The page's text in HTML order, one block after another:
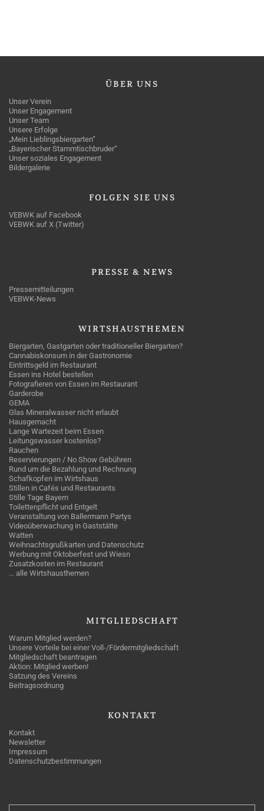
ÜBER UNS
Unser Verein
Unser Engagement
Unser Team
Unsere Erfolge
„Mein Lieblingsbiergarten“
„Bayerischer Stammtischbruder“
Unser soziales Engagement
Bildergalerie
FOLGEN SIE UNS
VEBWK auf Facebook
VEBWK auf X (Twitter)
PRESSE & NEWS
Pressemitteilungen
VEBWK-News
WIRTSHAUSTHEMEN
Biergarten, Gastgarten oder traditioneller Biergarten?
Cannabiskonsum in der Gastronomie
Eintrittsgeld im Restaurant
Essen ins Hotel bestellen
Fotografieren von Essen im Restaurant
Garderobe
GEMA
Glas Mineralwasser nicht erlaubt
Hausgemacht
Lange Wartezeit beim Essen
Leitungswasser kostenlos?
Rauchen
Reservierungen / No Show Gebühren
Rund um die Bezahlung und Rechnung
Schafkopfen im Wirtshaus
Stillen in Cafés und Restaurants
Stille Tage Bayern
Toilettenpflicht und Entgelt
Veranstaltung von Ballermann Partys
Videoüberwachung in Gaststätte
Watten
Weihnachtsgrußkarten und Datenschutz
Werbung mit Oktoberfest und Wiesn
Zusatzkosten im Restaurant
… alle Wirtshausthemen
MITGLIEDSCHAFT
Warum Mitglied werden?
Unsere Vorteile bei einer Voll-/Fördermitgliedschaft
Mitgliedschaft beantragen
Aktion: Mitglied werben!
Satzung des Vereins
Beitragsordnung
KONTAKT
Kontakt
Newsletter
Impressum
Datenschutzbestimmungen